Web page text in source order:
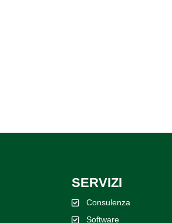
SERVIZI
Consulenza
Software